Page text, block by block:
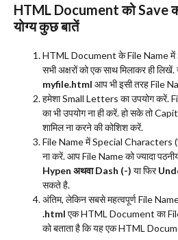
HTML Document को Save
योग्य कुछ बातें
HTML Document के File Name में
सभी अक्षरों को एक साथ मिलाकर ही
myfile.html आप भी इसी तरह File
हमेशा Small Letters का उपयोग करें.
का भी उपयोग ना ही करें. हो सके तो
शामिल ना करने की कोशिश करें.
File Name में Special Characters
ना करें. आप File Name को ज्यादा
Hypen अथवा Dash (-) या फिर
सकते है.
अंतिम, लेकिन सबसे महत्वपूर्ण File
.html एक HTML Document का
को बताता है कि यह एक HTML